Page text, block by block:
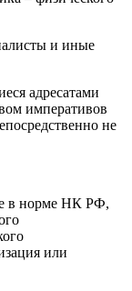
и иные
адресатами
императивов
не
в норме НК РФ,
или